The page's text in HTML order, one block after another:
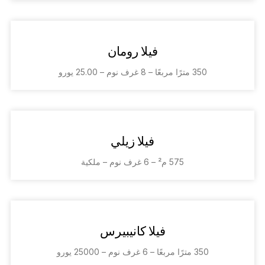
فيلا رومان
350 مترًا مربعًا – 8 غرف نوم – 25.00 يورو
فيلا زيلي
575 م² – 6 غرف نوم – ملكية
فيلا كانيبيرس
350 مترًا مربعًا – 6 غرف نوم – 25000 يورو